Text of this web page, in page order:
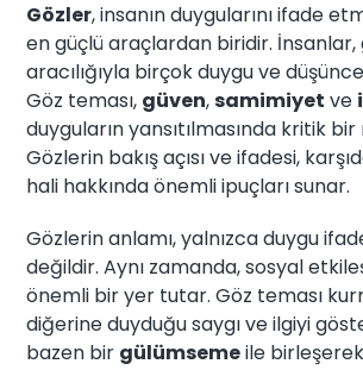
Gözler, insanın duygularını ifade
en güçlü araçlardan biridir. İnsanlar,
aracılığıyla birçok duygu ve
Göz teması, güven,samimiyet ve
duyguların yansıtılmasında kritik
Gözlerin bakış açısı ve ifadesi,
hali hakkında önemli ipuçları sunar.
Gözlerin anlamı, yalnızca duygu
değildir. Aynı zamanda, sosyal
önemli bir yer tutar. Göz teması
diğerine duyduğu saygı ve ilgiyi
bazen bir gülümsemeile